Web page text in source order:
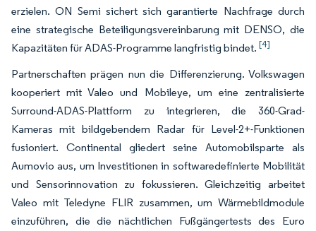
erzielen. ON Semi sichert sich garantierte Nachfrage durch
eine strategische Beteiligungsvereinbarung mit DENSO, die
Kapazitäten für ADAS-Programme langfristig bindet. [4]
Partnerschaften prägen nun die Differenzierung. Volkswagen
kooperiert mit Valeo und Mobileye, um eine zentralisierte
Surround-ADAS-Plattform zu integrieren, die 360-Grad-
Kameras mit bildgebendem Radar für Level-2+-Funktionen
fusioniert. Continental gliedert seine Automobilsparte als
Aumovio aus, um Investitionen in softwaredefinierte Mobilität
und Sensorinnovation zu fokussieren. Gleichzeitig arbeitet
Valeo mit Teledyne FLIR zusammen, um Wärmebildmodule
einzuführen, die die nächtlichen Fußgängertests des Euro